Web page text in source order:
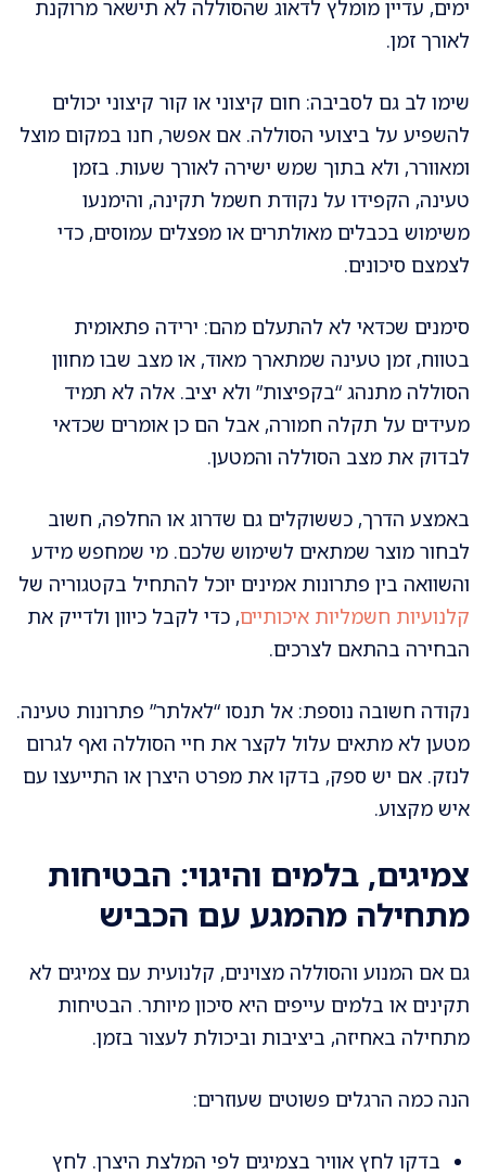
ימים, עדיין מומלץ לדאוג שהסוללה לא תישאר מרוקנת
לאורך זמן.
שימו לב גם לסביבה: חום קיצוני או קור קיצוני יכולים
להשפיע על ביצועי הסוללה. אם אפשר, חנו במקום מוצל
ומאוורר, ולא בתוך שמש ישירה לאורך שעות. בזמן
טעינה, הקפידו על נקודת חשמל תקינה, והימנעו
משימוש בכבלים מאולתרים או מפצלים עמוסים, כדי
לצמצם סיכונים.
סימנים שכדאי לא להתעלם מהם: ירידה פתאומית
בטווח, זמן טעינה שמתארך מאוד, או מצב שבו מחוון
הסוללה מתנהג “בקפיצות” ולא יציב. אלה לא תמיד
מעידים על תקלה חמורה, אבל הם כן אומרים שכדאי
לבדוק את מצב הסוללה והמטען.
באמצע הדרך, כששוקלים גם שדרוג או החלפה, חשוב
לבחור מוצר שמתאים לשימוש שלכם. מי שמחפש מידע
והשוואה בין פתרונות אמינים יוכל להתחיל בקטגוריה של
קלנועיות חשמליות איכותיים, כדי לקבל כיוון ולדייק את
הבחירה בהתאם לצרכים.
נקודה חשובה נוספת: אל תנסו “לאלתר” פתרונות טעינה.
מטען לא מתאים עלול לקצר את חיי הסוללה ואף לגרום
לנזק. אם יש ספק, בדקו את מפרט היצרן או התייעצו עם
איש מקצוע.
צמיגים, בלמים והיגוי: הבטיחות
מתחילה מהמגע עם הכביש
גם אם המנוע והסוללה מצוינים, קלנועית עם צמיגים לא
תקינים או בלמים עייפים היא סיכון מיותר. הבטיחות
מתחילה באחיזה, ביציבות וביכולת לעצור בזמן.
הנה כמה הרגלים פשוטים שעוזרים:
בדקו לחץ אוויר בצמיגים לפי המלצת היצרן. לחץ